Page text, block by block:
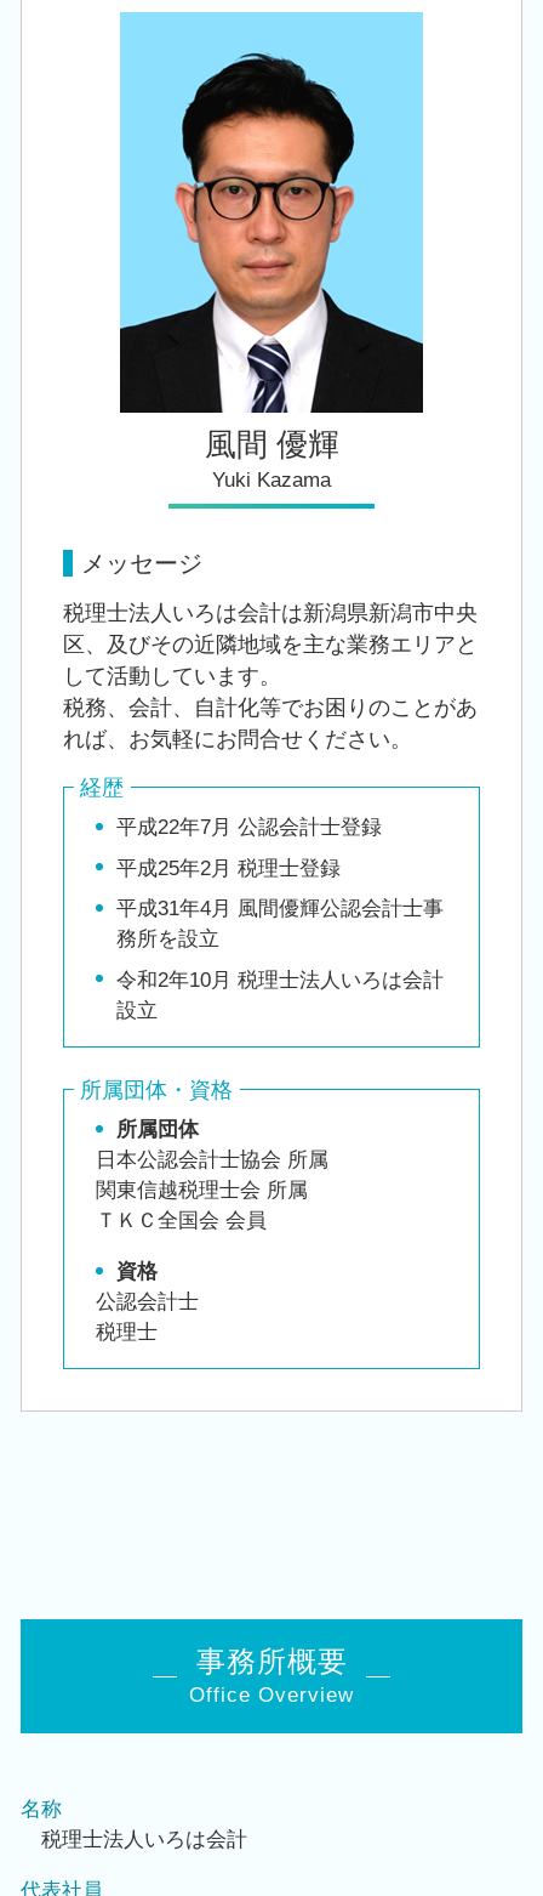
会社設立 資本金
税務申告
税理士 税務調査
法人税 申告 延長
自社株 評価
相続税 減らす
相続税 申告書
相続 税理士 相談 新潟市中央区
会社設立 税理士 相談 新発田市
相続 税理士 相談 西蒲区
会社設立 税理士 相談 新潟市中央区
税務顧問 税理士 相談 新潟市東区
会社設立 税理士 相談 聖籠町
税務顧問 税理士 相談 阿賀野市
相続 税理士 相談 亀田駅
相続 税理士 相談 新潟市南区
風間 優輝
Yuki Kazama
メッセージ
税理士法人いろは会計は新潟県新潟市中央
区、及びその近隣地域を主な業務エリアと
して活動しています。
税務、会計、自計化等でお困りのことがあ
れば、お気軽にお問合せください。
経歴
平成22年7月 公認会計士登録
平成25年2月 税理士登録
平成31年4月 風間優輝公認会計士事
務所を設立
令和2年10月 税理士法人いろは会計
設立
所属団体・資格
所属団体
日本公認会計士協会 所属
関東信越税理士会 所属
ＴＫＣ全国会 会員
資格
公認会計士
税理士
事務所概要
Office Overview
名称
税理士法人いろは会計
代表社員